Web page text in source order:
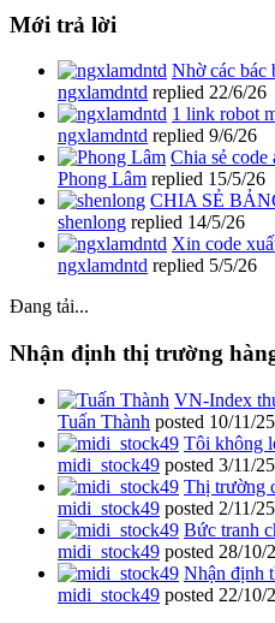
Mới trả lời
Nhờ các bác
ngxlamdntd replied 22/6/26
1 link robot
ngxlamdntd replied 9/6/26
Chia sẻ code
Phong Lâm replied 15/5/26
CHIA SẺ
shenlong replied 14/5/26
Xin code
ngxlamdntd replied 5/5/26
Đang tải...
Nhận định thị trường
VN-Index
Tuấn Thành posted 10/11/25
Tôi không
midi_stock49 posted 3/11/25
Thị trường
midi_stock49 posted 2/11/25
Bức tranh
midi_stock49 posted 28/10/
Nhận định
midi_stock49 posted 22/10/